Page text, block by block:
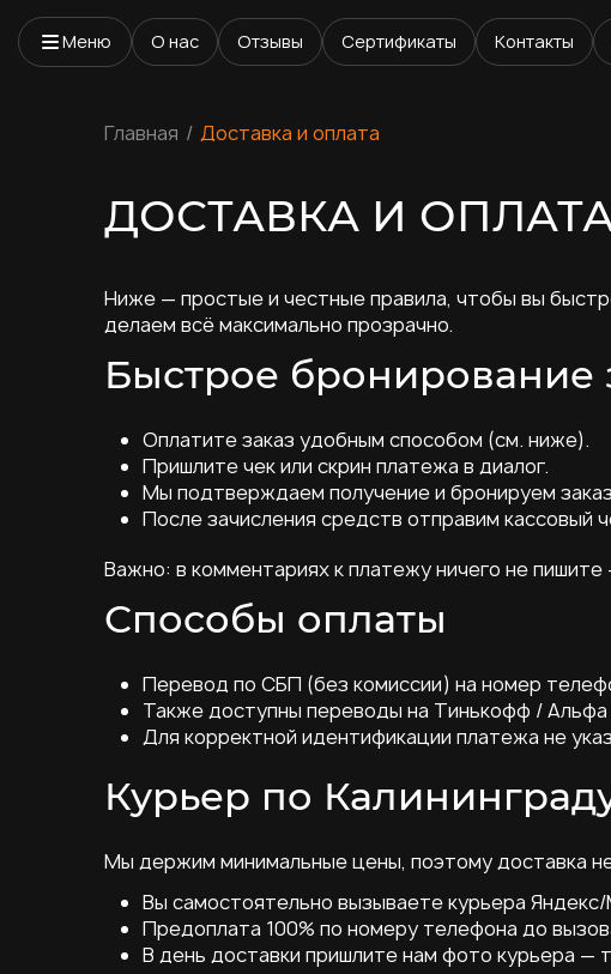
Меню О нас Отзывы Сертификаты Контакты
Главная Доставка и оплата
ДОСТАВКА И
Ниже — простые и честные правила, чтобы вы
делаем всё максимально прозрачно.
Быстрое бронирование
Оплатите заказ удобным способом (см. ниже).
Пришлите чек или скрин платежа в диалог.
Мы подтверждаем получение и бронируем
После зачисления средств отправим кассовый
Важно: в комментариях к платежу ничего не
Способы оплаты
Перевод по СБП (без комиссии) на номер
Также доступны переводы на Тинькофф /
Для корректной идентификации платежа не
Курьер по
Мы держим минимальные цены, поэтому доставка
Вы самостоятельно вызываете курьера
Предоплата 100% по номеру телефона до
В день доставки пришлите нам фото курьера —